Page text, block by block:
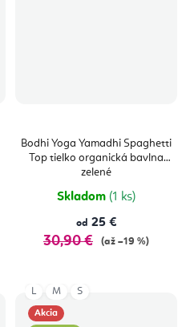
Bodhi Yoga Yamadhi Spaghetti
Top tielko organická bavlna
zelené
Skladom (1 ks)
od 25 €
30,90 € (až –19 %)
Akcia
L M S